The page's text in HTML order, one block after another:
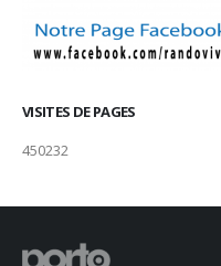
VISITES DE PAGES
450232